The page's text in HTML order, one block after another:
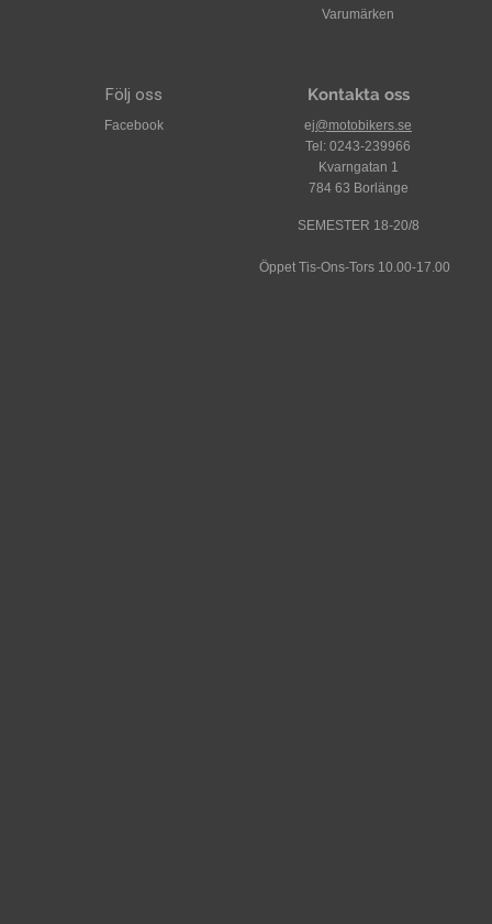
Varumärken
Följ oss
Facebook
Kontakta oss
ej@motobikers.se
Tel: 0243-239966
Kvarngatan 1
784 63 Borlänge
SEMESTER 18-20/8
Öppet Tis-Ons-Tors 10.00-17.00